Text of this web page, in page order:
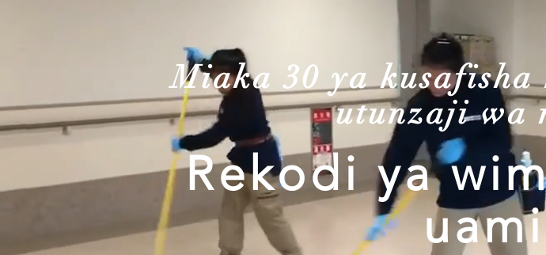
Miaka 30 ya
utunzaji wa
Rekodi ya